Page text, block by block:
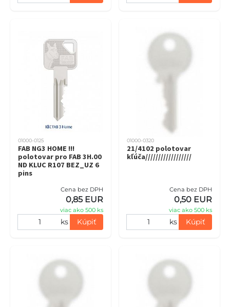
01000-0125
FAB NG3 HOME !!!
polotovar pro FAB 3H.00
ND KLUC R107 BEZ_UZ 6
pins
Cena bez DPH
0,85 EUR
viac ako 500 ks
ks Kúpiť
01000-0320
21/4102 polotovar
kľúča//////////////////
Cena bez DPH
0,50 EUR
viac ako 500 ks
ks Kúpiť